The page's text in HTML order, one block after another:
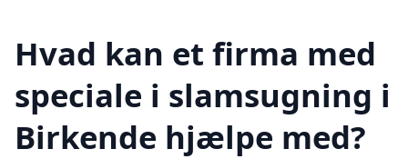
Hvad kan et firma med
speciale i slamsugning i
Birkende hjælpe med?